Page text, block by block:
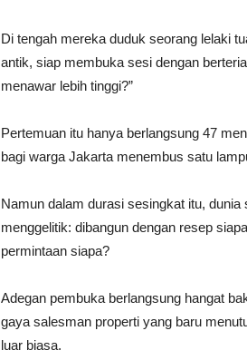
Di tengah mereka duduk seorang lelaki
antik, siap membuka sesi dengan
menawar lebih tinggi?”
Pertemuan itu hanya berlangsung 47
bagi warga Jakarta menembus satu
Namun dalam durasi sesingkat itu,
menggelitik: dibangun dengan resep
permintaan siapa?
Adegan pembuka berlangsung hangat
gaya salesman properti yang baru
luar biasa.